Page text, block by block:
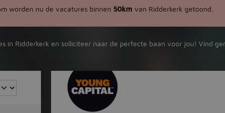
worden nu de vacatures binnen 50km van Ridderkerk getoond.
in Ridderkerk en solliciteer naar de perfecte baan voor jou! Vind